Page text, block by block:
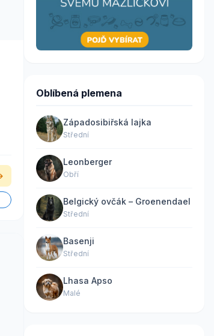
Oblíbená plemena
Západosibiřská lajka
Střední
Leonberger
Obří
Belgický ovčák – Groenendael
Střední
Basenji
Střední
Lhasa Apso
Malé